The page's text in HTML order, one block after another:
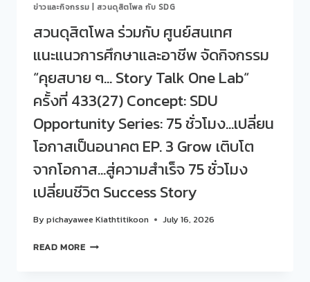
ๆ…
STORY
TALK
ONE
LAB“
ครั้ง
434(28)
CONCEPT:
SDU
OPPORTUNITY
SERIES:
75
ชั่วโมง…
โอกาส
อนาคต
ข่าวและกิจกรรม สวนดุสิตโพล กับ SDG
สวนดุสิตโพล ร่วมกับ ศูนย์สนเทศ
แนะแนวการศึกษาและอาชีพ จัดกิจกรรม
“คุยสบาย ๆ… Story Talk One Lab“
ครั้งที่ 433(27) Concept: SDU
Opportunity Series: 75 ชั่วโมง…เปลี่ยน
โอกาสเป็นอนาคต EP. 3 Grow เติบโต
จากโอกาส…สู่ความสำเร็จ 75 ชั่วโมง
เปลี่ยนชีวิต Success Story
Bypichayawee Kiathtitikoon July 16, 2026
READ MOREสวน